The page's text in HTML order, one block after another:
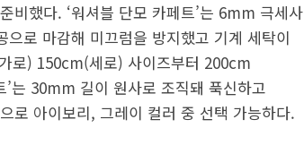
비했다. ‘워셔블 단모 카페트’는 6mm 극세사
로 마감해 미끄럼을 방지했고 기계 세탁이
로) 150cm(세로) 사이즈부터 200cm
는 30mm 길이 원사로 조직돼 푹신하고
로 아이보리, 그레이 컬러 중 선택 가능하다.